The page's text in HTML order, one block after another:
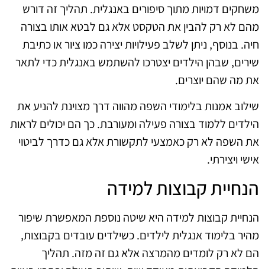
משחקים דמויות מתוך סיפורים באנגלית. תהליך זה דורש
מהם לא רק להבין את הטקסט אלא גם לבטא אותו בצורה
חיה. בנוסף, ניתן לשלב פעילויות יצירה כמו ציור או כתיבת
שירים, שבהן הילדים יצטרכו להשתמש באנגלית כדי לתאר
את מה שהם יוצרים.
שילוב אמנות בלימודי השפה מהווה דרך מצוינת להניע את
הילדים ללמוד בצורה פעילה ומעורבת. כך הם יכולים לראות
את השפה לא רק כאמצעי לתקשורת אלא גם כדרך לביטוי
אישי ויצירתי.
הנחיית קבוצות למידה
הנחיית קבוצות למידה היא שיטה נוספת המאפשרת שיפור
מהיר בלימוד אנגלית לילדים. כשילדים עובדים בקבוצות,
הם לא רק לומדים מהמרצה אלא גם זה מזה. תהליך